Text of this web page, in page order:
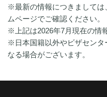
※最新の情報につきましては
ムページでご確認ください。
※上記は2026年7月現在の情
※日本国籍以外やビザセンタ
なる場合がございます。